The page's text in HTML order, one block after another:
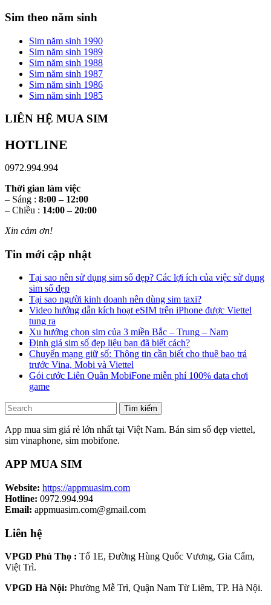
Sim theo năm sinh
Sim năm sinh 1990
Sim năm sinh 1989
Sim năm sinh 1988
Sim năm sinh 1987
Sim năm sinh 1986
Sim năm sinh 1985
LIÊN HỆ MUA SIM
HOTLINE
0972.994.994
Thời gian làm việc
– Sáng : 8:00 – 12:00
– Chiều : 14:00 – 20:00
Xin cảm ơn!
Tin mới cập nhật
Tại sao nên sử dụng sim số đẹp? Các lợi ích của việc sử dụng
sim số đẹp
Tại sao người kinh doanh nên dùng sim taxi?
Video hướng dẫn kích hoạt eSIM trên iPhone được Viettel
tung ra
Xu hướng chọn sim của 3 miền Bắc – Trung – Nam
Định giá sim số đẹp liệu bạn đã biết cách?
Chuyển mạng giữ số: Thông tin cần biết cho thuê bao trả
trước Vina, Mobi và Viettel
Gói cước Liên Quân MobiFone miễn phí 100% data chơi
game
Tìm kiếm
App mua sim giá rẻ lớn nhất tại Việt Nam. Bán sim số đẹp viettel,
sim vinaphone, sim mobifone.
APP MUA SIM
Website: https://appmuasim.com
Hotline: 0972.994.994
Email: appmuasim.com@gmail.com
Liên hệ
VPGD Phú Thọ : Tổ 1E, Đường Hùng Quốc Vương, Gia Cẩm,
Việt Trì.
VPGD Hà Nội: Phường Mễ Trì, Quận Nam Từ Liêm, TP. Hà Nội.